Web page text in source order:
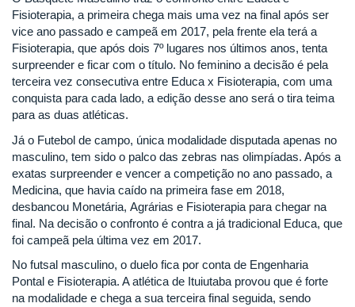
Fisioterapia, a primeira chega mais uma vez na final após ser
vice ano passado e campeã em 2017, pela frente ela terá a
Fisioterapia, que após dois 7º lugares nos últimos anos, tenta
surpreender e ficar com o título. No feminino a decisão é pela
terceira vez consecutiva entre Educa x Fisioterapia, com uma
conquista para cada lado, a edição desse ano será o tira teima
para as duas atléticas.
Já o Futebol de campo, única modalidade disputada apenas no
masculino, tem sido o palco das zebras nas olimpíadas. Após a
exatas surpreender e vencer a competição no ano passado, a
Medicina, que havia caído na primeira fase em 2018,
desbancou Monetária, Agrárias e Fisioterapia para chegar na
final. Na decisão o confronto é contra a já tradicional Educa, que
foi campeã pela última vez em 2017.
No futsal masculino, o duelo fica por conta de Engenharia
Pontal e Fisioterapia. A atlética de Ituiutaba provou que é forte
na modalidade e chega a sua terceira final seguida, sendo